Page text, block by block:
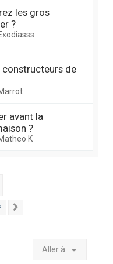
les gros
?
constructeurs de
avant la
?
K
Aller à